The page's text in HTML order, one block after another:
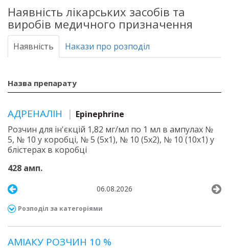
Наявність лікарських засобів та
виробів медичного призначення
Наявність Накази про розподіл
Назва препарату
АДРЕНАЛІН
Epinephrine
Розчин для ін'єкцій 1,82 мг/мл по 1 мл в ампулах №
5, № 10 у коробці, № 5 (5х1), № 10 (5х2), № 10 (10х1) у
блістерах в коробці
428 амп.
06.08.2026
Розподіл за категоріями
АМІАКУ РОЗЧИН 10 %